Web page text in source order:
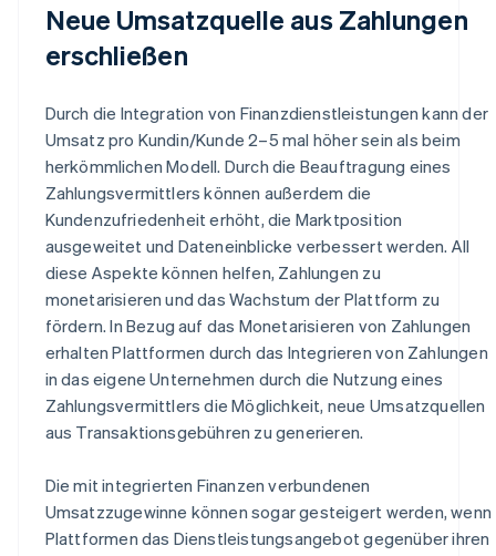
Neue Umsatzquelle aus Zahlungen
erschließen
Durch die Integration von Finanzdienstleistungen kann der
Umsatz pro Kundin/Kunde 2–5 mal höher sein als beim
herkömmlichen Modell. Durch die Beauftragung eines
Zahlungsvermittlers können außerdem die
Kundenzufriedenheit erhöht, die Marktposition
ausgeweitet und Dateneinblicke verbessert werden. All
diese Aspekte können helfen, Zahlungen zu
monetarisieren und das Wachstum der Plattform zu
fördern. In Bezug auf das Monetarisieren von Zahlungen
erhalten Plattformen durch das Integrieren von Zahlungen
in das eigene Unternehmen durch die Nutzung eines
Zahlungsvermittlers die Möglichkeit, neue Umsatzquellen
aus Transaktionsgebühren zu generieren.
Die mit integrierten Finanzen verbundenen
Umsatzzugewinne können sogar gesteigert werden, wenn
Plattformen das Dienstleistungsangebot gegenüber ihren